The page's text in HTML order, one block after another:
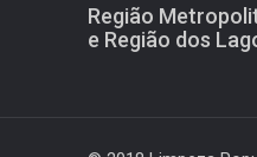
Região
e Região dos